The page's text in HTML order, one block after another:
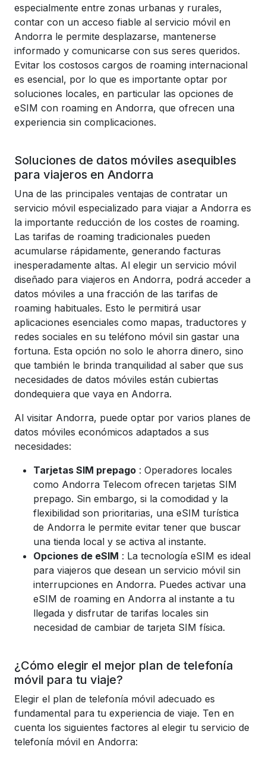
especialmente entre zonas urbanas y rurales,
contar con un acceso fiable al servicio móvil en
Andorra le permite desplazarse, mantenerse
informado y comunicarse con sus seres queridos.
Evitar los costosos cargos de roaming internacional
es esencial, por lo que es importante optar por
soluciones locales, en particular las opciones de
eSIM con roaming en Andorra, que ofrecen una
experiencia sin complicaciones.
Soluciones de datos móviles asequibles
para viajeros en Andorra
Una de las principales ventajas de contratar un
servicio móvil especializado para viajar a Andorra es
la importante reducción de los costes de roaming.
Las tarifas de roaming tradicionales pueden
acumularse rápidamente, generando facturas
inesperadamente altas. Al elegir un servicio móvil
diseñado para viajeros en Andorra, podrá acceder a
datos móviles a una fracción de las tarifas de
roaming habituales. Esto le permitirá usar
aplicaciones esenciales como mapas, traductores y
redes sociales en su teléfono móvil sin gastar una
fortuna. Esta opción no solo le ahorra dinero, sino
que también le brinda tranquilidad al saber que sus
necesidades de datos móviles están cubiertas
dondequiera que vaya en Andorra.
Al visitar Andorra, puede optar por varios planes de
datos móviles económicos adaptados a sus
necesidades:
Tarjetas SIM prepago : Operadores locales
como Andorra Telecom ofrecen tarjetas SIM
prepago. Sin embargo, si la comodidad y la
flexibilidad son prioritarias, una eSIM turística
de Andorra le permite evitar tener que buscar
una tienda local y se activa al instante.
Opciones de eSIM : La tecnología eSIM es ideal
para viajeros que desean un servicio móvil sin
interrupciones en Andorra. Puedes activar una
eSIM de roaming en Andorra al instante a tu
llegada y disfrutar de tarifas locales sin
necesidad de cambiar de tarjeta SIM física.
¿Cómo elegir el mejor plan de telefonía
móvil para tu viaje?
Elegir el plan de telefonía móvil adecuado es
fundamental para tu experiencia de viaje. Ten en
cuenta los siguientes factores al elegir tu servicio de
telefonía móvil en Andorra: